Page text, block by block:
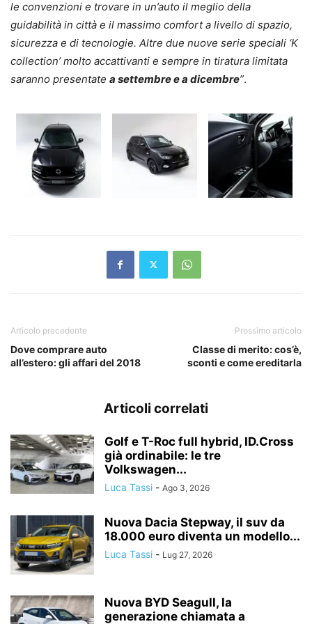
le convenzioni e trovare in un’auto il meglio della
guidabilità in città e il massimo comfort a livello di spazio,
sicurezza e di tecnologie. Altre due nuove serie speciali ‘K
collection’ molto accattivanti e sempre in tiratura limitata
saranno presentate a settembre e a dicembre”.
Articolo precedente
Dove comprare auto
all’estero: gli affari del 2018
Prossimo articolo
Classe di merito: cos’è,
sconti e come ereditarla
Articoli correlati
Golf e T-Roc full hybrid, ID.Cross
già ordinabile: le tre
Volkswagen...
Luca Tassi - Ago 3, 2026
Nuova Dacia Stepway, il suv da
18.000 euro diventa un modello...
Luca Tassi - Lug 27, 2026
Nuova BYD Seagull, la
generazione chiamata a